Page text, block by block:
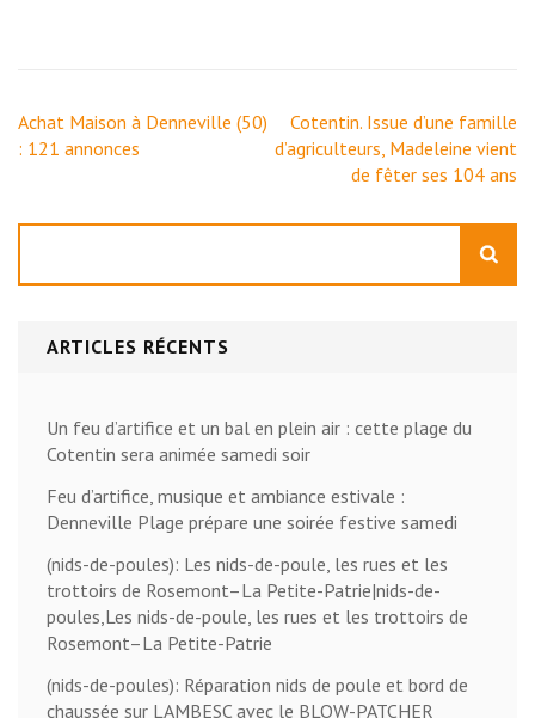
Navigation
de
Achat Maison à Denneville (50)
: 121 annonces
Cotentin. Issue d’une famille
d’agriculteurs, Madeleine vient
de fêter ses 104 ans
ARTICLES RÉCENTS
Un feu d’artifice et un bal en plein air : cette plage du
Cotentin sera animée samedi soir
Feu d’artifice, musique et ambiance estivale :
Denneville Plage prépare une soirée festive samedi
(nids-de-poules): Les nids-de-poule, les rues et les
trottoirs de Rosemont–La Petite-Patrie|nids-de-
poules,Les nids-de-poule, les rues et les trottoirs de
Rosemont–La Petite-Patrie
(nids-de-poules): Réparation nids de poule et bord de
chaussée sur LAMBESC avec le BLOW-PATCHER